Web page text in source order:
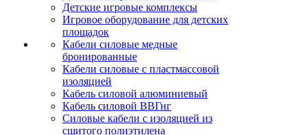
Детские игровые комплексы
Игровое оборудование для детских
площадок
Кабели силовые медные
бронированные
Кабели силовые с пластмассовой
изоляцией
Кабель силовой алюминиевый
Кабель силовой ВВГнг
Силовые кабели с изоляцией из
сшитого полиэтилена